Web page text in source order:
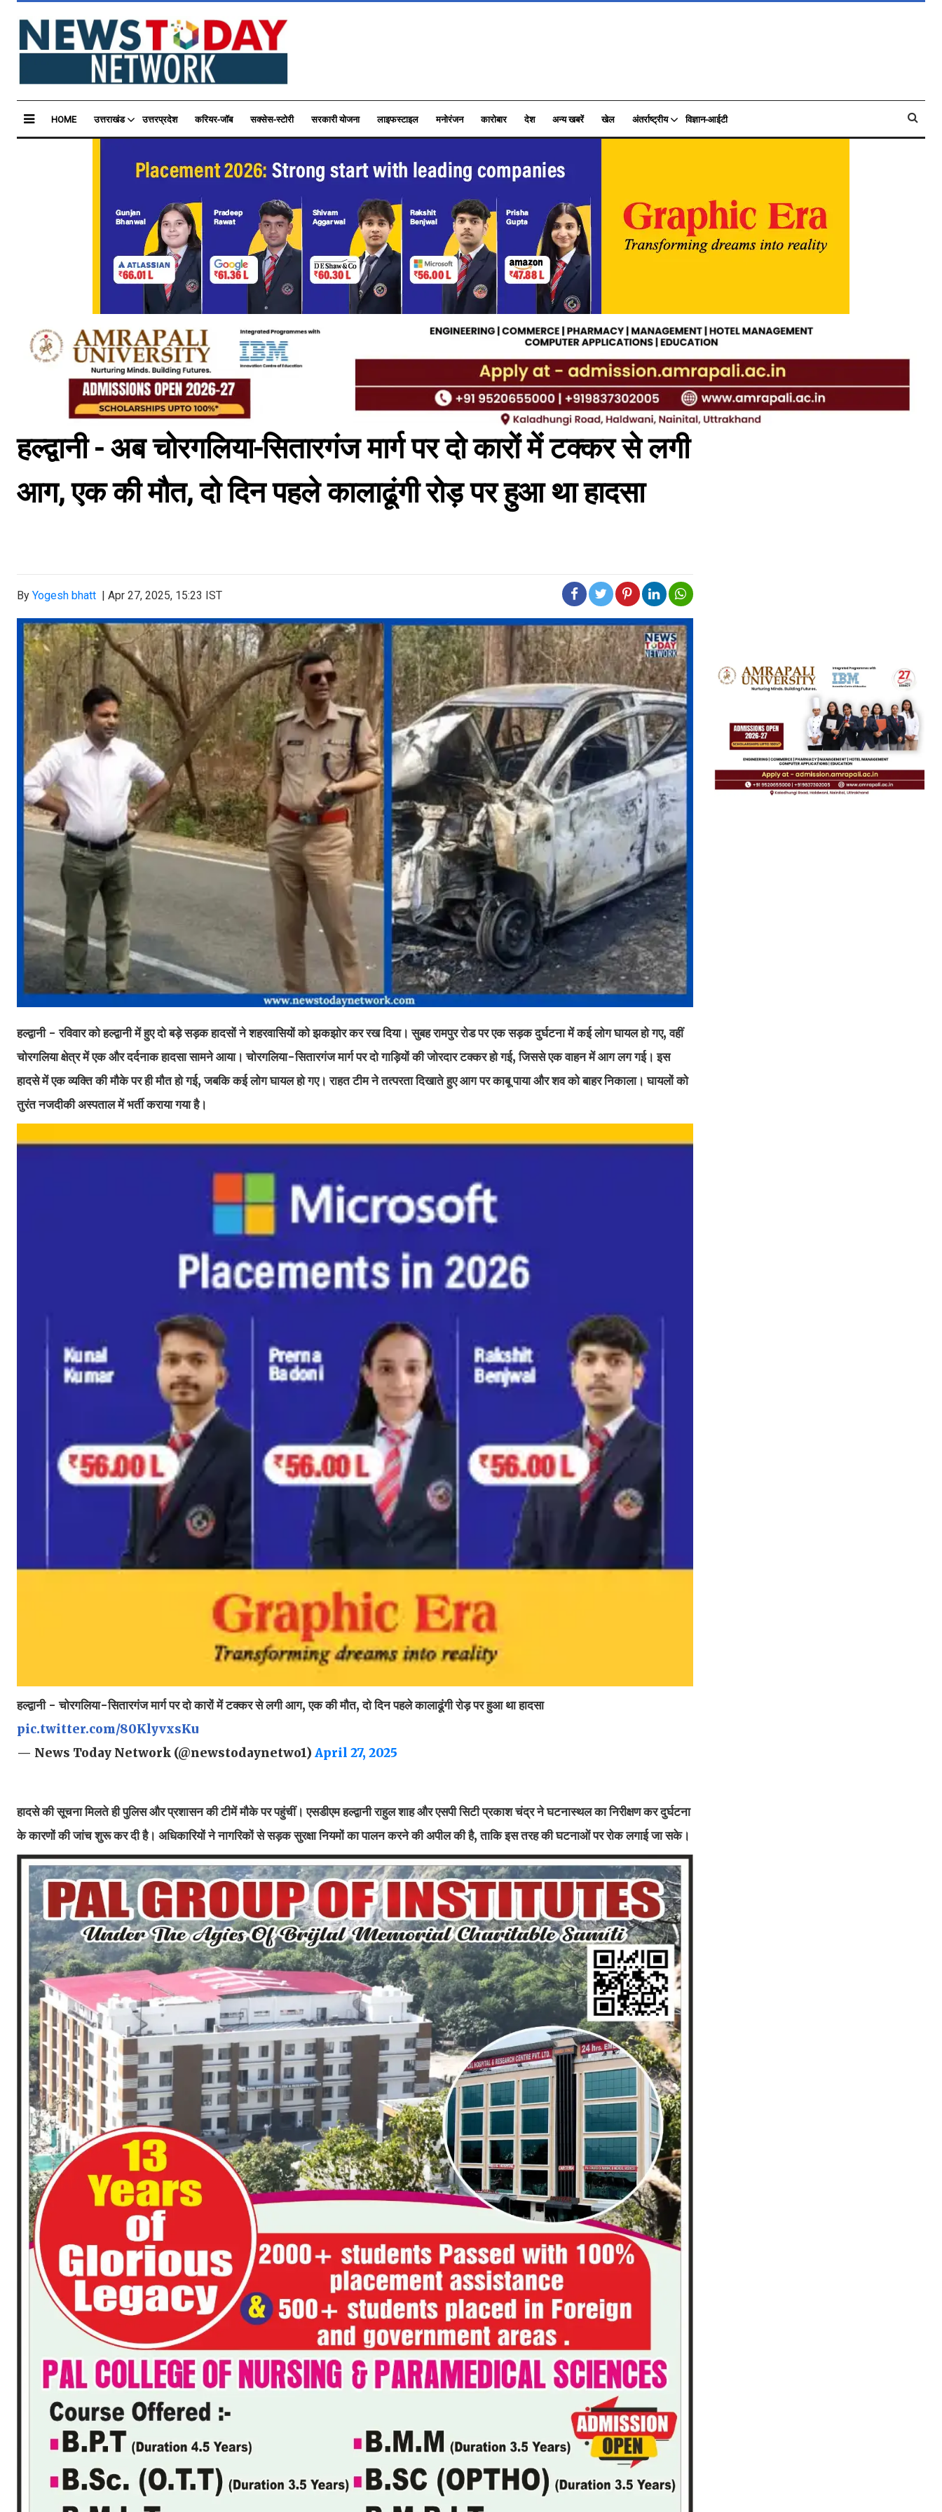
HOME उत्तराखंड उत्तरप्रदेश करियर-जॉब सक्सेस-स्टोरी सरकारी योजना लाइफस्टाइल मनोरंजन कारोबार देश अन्य खबरें खेल अंतर्राष्ट्रीय विज्ञान-आईटी
हल्द्वानी - अब चोरगलिया-सितारगंज मार्ग पर दो कारों में टक्कर से लगी
आग, एक की मौत, दो दिन पहले कालाढूंगी रोड़ पर हुआ था हादसा
By Yogesh bhatt | Apr 27, 2025, 15:23 IST
हल्द्वानी - रविवार को हल्द्वानी में हुए दो बड़े सड़क हादसों ने शहरवासियों को झकझोर कर रख दिया। सुबह रामपुर रोड पर एक सड़क दुर्घटना में कई लोग घायल हो गए, वहीं
चोरगलिया क्षेत्र में एक और दर्दनाक हादसा सामने आया। चोरगलिया-सितारगंज मार्ग पर दो गाड़ियों की जोरदार टक्कर हो गई, जिससे एक वाहन में आग लग गई। इस
हादसे में एक व्यक्ति की मौके पर ही मौत हो गई, जबकि कई लोग घायल हो गए। राहत टीम ने तत्परता दिखाते हुए आग पर काबू पाया और शव को बाहर निकाला। घायलों को
तुरंत नजदीकी अस्पताल में भर्ती कराया गया है।
हल्द्वानी - चोरगलिया-सितारगंज मार्ग पर दो कारों में टक्कर से लगी आग, एक की मौत, दो दिन पहले कालाढूंगी रोड़ पर हुआ था हादसा
pic.twitter.com/80KlyvxsKu
— News Today Network (@newstodaynetwo1) April 27, 2025
हादसे की सूचना मिलते ही पुलिस और प्रशासन की टीमें मौके पर पहुंचीं। एसडीएम हल्द्वानी राहुल शाह और एसपी सिटी प्रकाश चंद्र ने घटनास्थल का निरीक्षण कर दुर्घटना
के कारणों की जांच शुरू कर दी है। अधिकारियों ने नागरिकों से सड़क सुरक्षा नियमों का पालन करने की अपील की है, ताकि इस तरह की घटनाओं पर रोक लगाई जा सके।